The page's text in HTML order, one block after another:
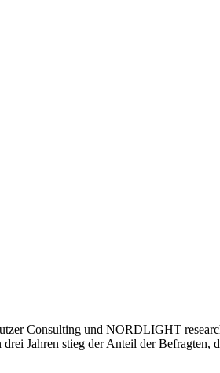
Consulting und NORDLIGHT
Jahren stieg der Anteil der